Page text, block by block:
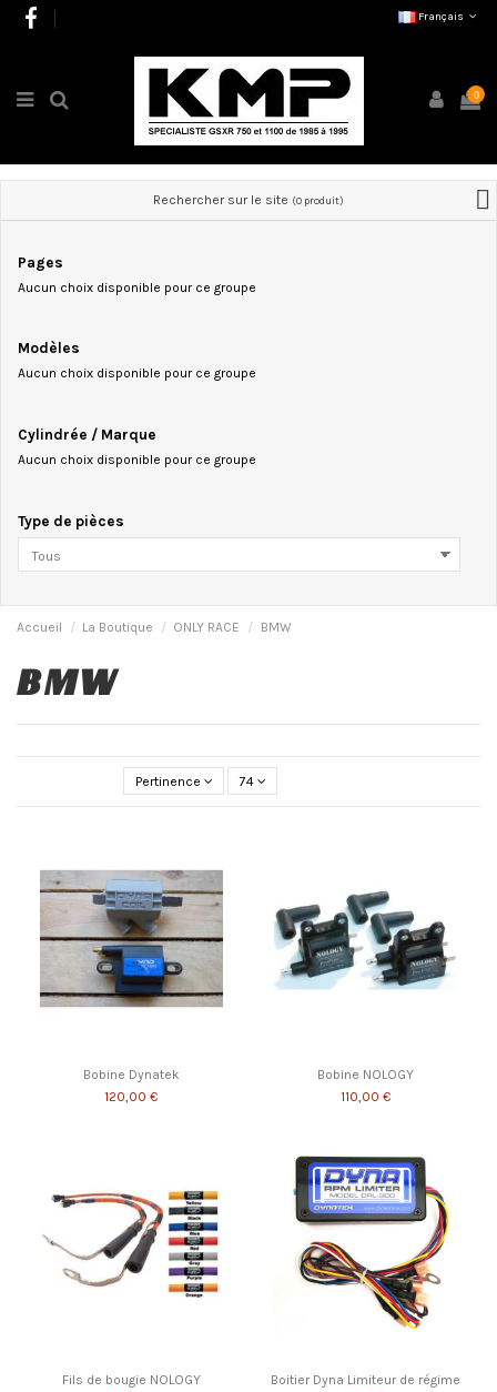
Français
0
Rechercher sur le site (0 produit)
Pages
Aucun choix disponible pour ce groupe
Modèles
Aucun choix disponible pour ce groupe
Cylindrée / Marque
Aucun choix disponible pour ce groupe
Type de pièces
Accueil La Boutique ONLY RACE BMW
BMW
Pertinence 74
Bobine Dynatek
120,00 €
Bobine NOLOGY
110,00 €
Fils de bougie NOLOGY
Boitier Dyna Limiteur de régime